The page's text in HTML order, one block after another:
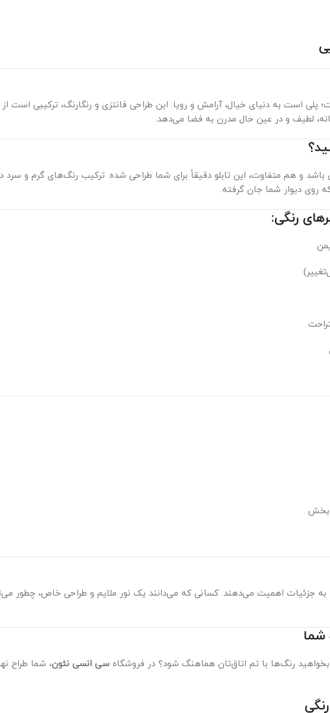
پلی است به دنیای خیال، آرامش و رویا. این طراحی فانتزی و رنگارنگ، ترکیبی است
لطیف و در عین حال مدرن به فضا می‌دهد.
و هم متفاوت، این تابلو دقیقاً برای شما طراحی شده. ترکیب رنگ‌های گرم و سرد
دیوار شما جان گرفته.
رنگی:
به جزئیات اهمیت می‌دهند. کسانی که می‌دانند یک نور ملایم و طراحی خاص، چطور
رنگ‌ها با تم اتاق‌تان هماهنگ شود؟ در فروشگاه سی انسی نئون، شما طراح